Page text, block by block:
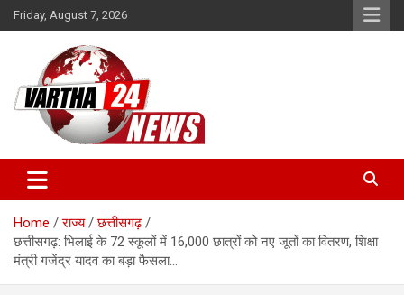
Skip
to
Friday, August 7, 2026
Vartha 24
Home राज्य
छत्तीसगढ़
छत्तीसगढ़: भिलाई के 72 स्कूलों में 16,000 छात्रों को नए जूतों का वितरण, शिक्षा
मंत्री गजेंद्र यादव का बड़ा फैसला…